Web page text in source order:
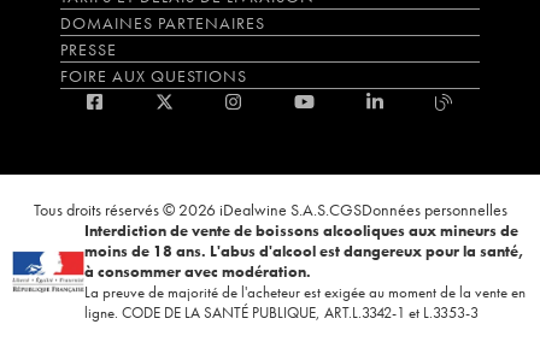
DOMAINES PARTENAIRES
PRESSE
FOIRE AUX QUESTIONS
Tous droits réservés © 2026 iDealwine S.A.S.CGSDonnées personnelles
Interdiction de vente de boissons alcooliques aux mineurs de
moins de 18 ans. L'abus d'alcool est dangereux pour la santé,
à consommer avec modération.
La preuve de majorité de l'acheteur est exigée au moment de la vente en
ligne. CODE DE LA SANTÉ PUBLIQUE, ART.L.3342-1 et L.3353-3